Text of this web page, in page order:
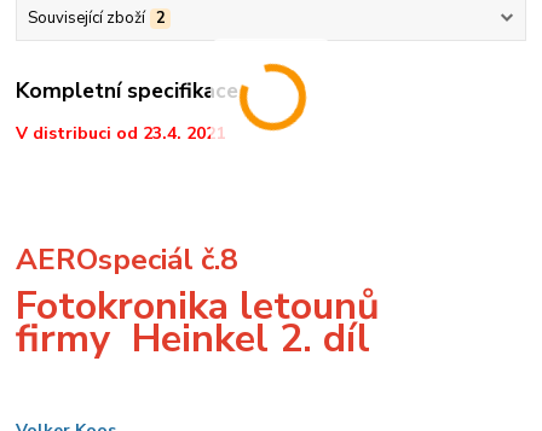
Související zboží 2
Kompletní specifikace
V distribuci od 23.4. 2021
AEROspeciál č.8
Fotokronika letounů
firmy Heinkel 2. díl